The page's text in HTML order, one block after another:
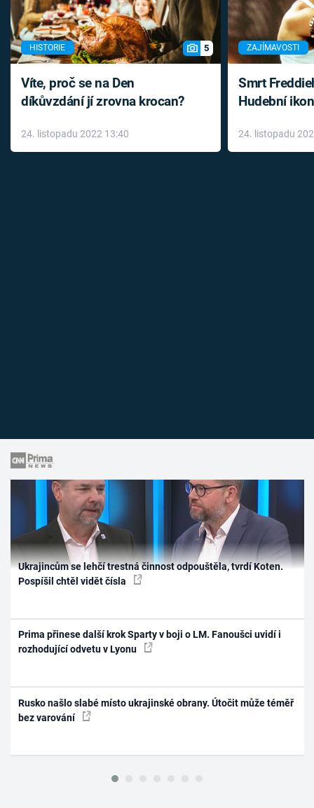
HISTORIE 5
Víte, proč se na Den
díkůvzdání jí zrovna krocan?
24. listopadu 2022 13:40
ZAJÍMAVOSTI
Smrt
Hudební
léky
24. listopadu
Ukrajincům se lehčí trestná činnost odpouštěla, tvrdí Koten.
Pospíšil chtěl vidět čísla
Prima přinese další krok Sparty v boji o LM. Fanoušci uvidí i
rozhodující odvetu v Lyonu
Rusko našlo slabé místo ukrajinské obrany. Útočit může téměř
bez varování